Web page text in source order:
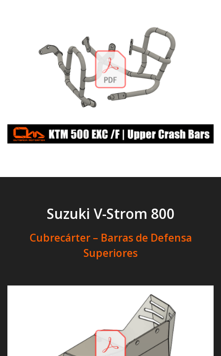
Suzuki V-Strom 800
Cubrecárter – Barras de Defensa
Superiores